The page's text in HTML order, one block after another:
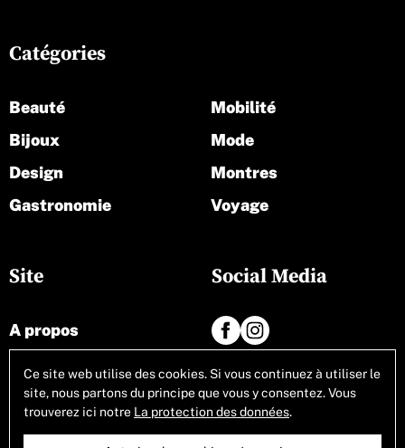
Site
A propos
Contact
Tous les articles
Catégories
Beauté
Bijoux
Design
Gastronomie
Mobilité
Mode
Montres
Voyage
Social Media
Ce site web utilise des cookies. Si vous continuez à utiliser le
site, nous partons du principe que vous y consentez. Vous
trouverez ici notre La protection des données.